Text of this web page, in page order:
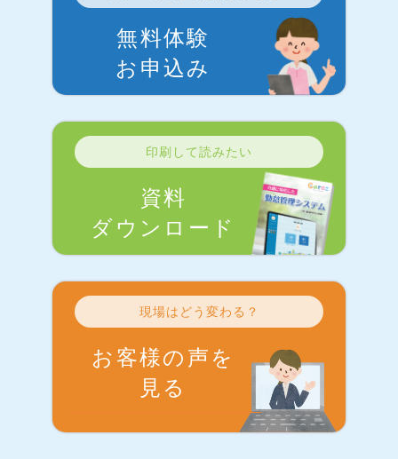
無料体験
お申込み
印刷して読みたい
資料
ダウンロード
現場はどう変わる？
お客様の声を
見る